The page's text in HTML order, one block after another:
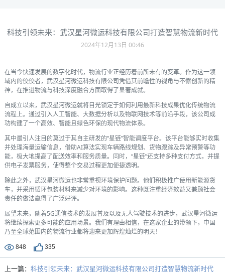
科技引领未来：武汉星河微运科技有限公司打造智慧物流新时代
2024年12月13日 00:46
在当今快速发展的数字化时代，物流行业正经历着前所未有的变革。作为这一领
域内的佼佼者，武汉星河微运科技有限公司凭借其前瞻性的视角与不懈创新的精
神，在推进物流与科技深度融合方面取得了显著成就。
自成立以来，武汉星河微运就将目光锁定于如何利用最新科技成果优化传统物流
流程上。通过引入人工智能、大数据分析以及物联网技术等前沿手段，该公司成
功构建了一个高效、智能且绿色环保的现代物流体系。
其中最引人注目的莫过于其自主研发的“星链”智能调度平台。该平台能够实时收集
并处理海量运输信息，借助AI算法实现车辆路线规划、货物跟踪及异常预警等功
能，极大地提高了配送效率和服务质量。同时，“星链”还支持多种支付方式，并提
供电子发票服务，使得整个交易过程更加便捷透明。
除此之外，武汉星河微运也非常重视环境保护问题。他们积极推广使用新能源货
车，并采用循环包装材料来减少对环境的影响。这种既注重经济效益又兼顾社会
责任的做法赢得了广泛好评。
展望未来，随着5G通信技术的发展普及以及无人驾驶技术的进步，武汉星河微运
将继续探索更多可能的应用场景。我们有理由相信，在这家企业的带领下，中国
乃至全球范围内的物流行业都将迎来更加辉煌灿烂的明天！
848 335
上一篇： 科技引领未来：武汉星河微运科技有限公司打造智慧物流新时代